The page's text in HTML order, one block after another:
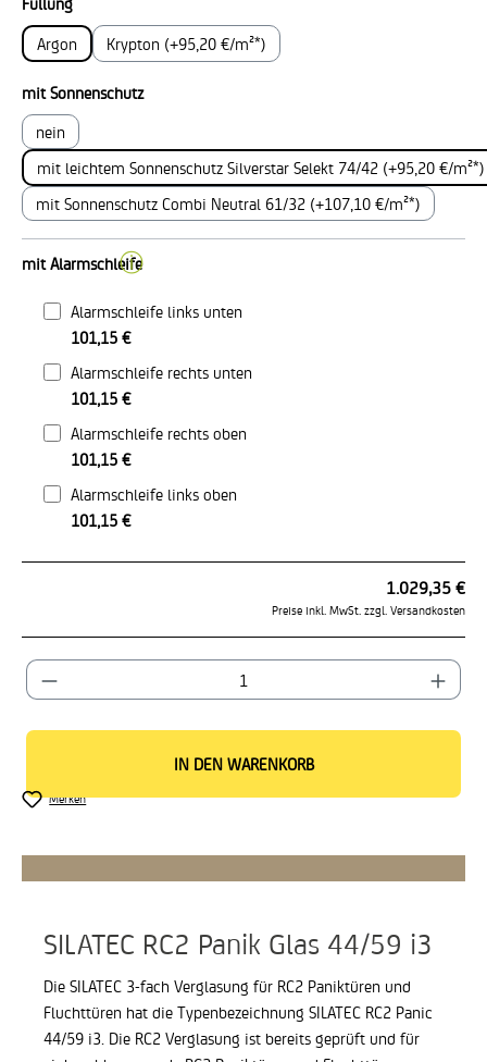
Argon
Krypton (+95,20 €/m²*)
mit Sonnenschutzauswählen
nein
mit leichtem Sonnenschutz Silverstar Selekt 74/42 (+95,20 €/m²*)
mit Sonnenschutz Combi Neutral 61/32 (+107,10 €/m²*)
mit Alarmschleife
Alarmschleife links unten
101,15 €
Alarmschleife rechts unten
101,15 €
Alarmschleife rechts oben
101,15 €
Alarmschleife links oben
101,15 €
ⓘ
1.029,35 €
Preise inkl. MwSt. zzgl. Versandkosten
Produkt Anzahl: Gib den gewünschten Wert ein
IN DEN WARENKORB
Merken
SILATEC RC2 Panik Glas 44/59 i3
Die SILATEC 3-fach Verglasung für RC2 Paniktüren und
Fluchttüren hat die Typenbezeichnung SILATEC RC2 Panic
44/59 i3. Die RC2 Verglasung ist bereits geprüft und für